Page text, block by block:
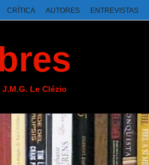
CRÍTICA AUTORES ENTREVISTAS
Le Clézio